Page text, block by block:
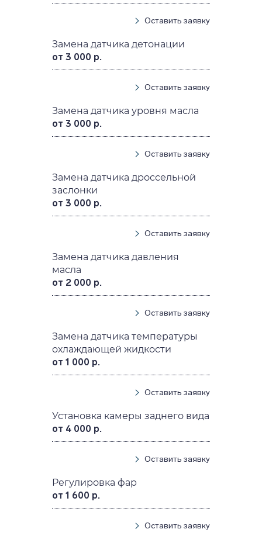
Оставить заявку
Замена датчика детонации
от 3 000 р.
Оставить заявку
Замена датчика уровня масла
от 3 000 р.
Оставить заявку
Замена датчика дроссельной
заслонки
от 3 000 р.
Оставить заявку
Замена датчика давления
масла
от 2 000 р.
Оставить заявку
Замена датчика температуры
охлаждающей жидкости
от 1 000 р.
Оставить заявку
Установка камеры заднего вида
от 4 000 р.
Оставить заявку
Регулировка фар
от 1 600 р.
Оставить заявку